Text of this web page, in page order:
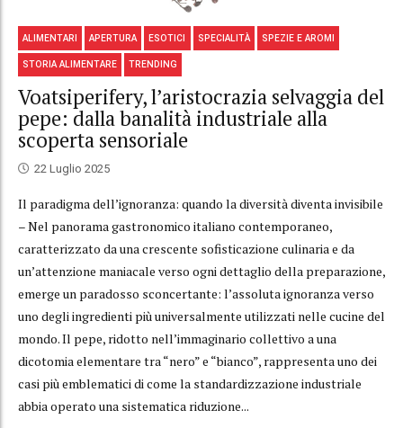
ALIMENTARI APERTURA ESOTICI SPECIALITÀ SPEZIE E AROMI
STORIA ALIMENTARE TRENDING
Voatsiperifery, l’aristocrazia selvaggia del
pepe: dalla banalità industriale alla
scoperta sensoriale
22 Luglio 2025
Il paradigma dell’ignoranza: quando la diversità diventa invisibile
– Nel panorama gastronomico italiano contemporaneo,
caratterizzato da una crescente sofisticazione culinaria e da
un’attenzione maniacale verso ogni dettaglio della preparazione,
emerge un paradosso sconcertante: l’assoluta ignoranza verso
uno degli ingredienti più universalmente utilizzati nelle cucine del
mondo. Il pepe, ridotto nell’immaginario collettivo a una
dicotomia elementare tra “nero” e “bianco”, rappresenta uno dei
casi più emblematici di come la standardizzazione industriale
abbia operato una sistematica riduzione...